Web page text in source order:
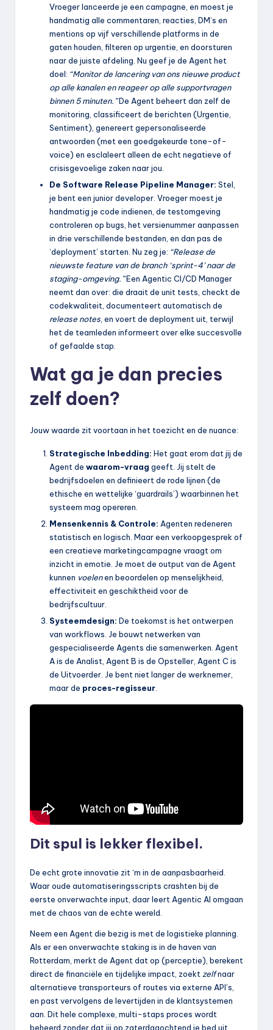
Vroeger lanceerde je een campagne, en moest je
handmatig alle commentaren, reacties, DM’s en
mentions op vijf verschillende platforms in de
gaten houden, filteren op urgentie, en doorsturen
naar de juiste afdeling. Nu geef je de Agent het
doel: “Monitor de lancering van ons nieuwe product
op alle kanalen en reageer op alle supportvragen
binnen 5 minuten.”De Agent beheert dan zelf de
monitoring, classificeert de berichten (Urgentie,
Sentiment), genereert gepersonaliseerde
antwoorden (met een goedgekeurde tone-of-
voice) en esclaleert alleen de echt negatieve of
crisisgevoelige zaken naar jou.
De Software Release Pipeline Manager: Stel,
je bent een junior developer. Vroeger moest je
handmatig je code indienen, de testomgeving
controleren op bugs, het versienummer aanpassen
in drie verschillende bestanden, en dan pas de
‘deployment’ starten. Nu zeg je: “Release de
nieuwste feature van de branch ‘sprint-4’ naar de
staging-omgeving.”Een Agentic CI/CD Manager
neemt dan over: die draait de unit tests, checkt de
codekwaliteit, documenteert automatisch de
release notes , en voert de deployment uit, terwijl
het de teamleden informeert over elke succesvolle
of gefaalde stap.
Wat ga je dan precies
zelf doen?
Jouw waarde zit voortaan in het toezicht en de nuance:
Strategische Inbedding: Het gaat erom dat jij de
Agent de waarom-vraag geeft. Jij stelt de
bedrijfsdoelen en definieert de rode lijnen (de
ethische en wettelijke ‘guardrails’) waarbinnen het
systeem mag opereren.
Mensenkennis & Controle: Agenten redeneren
statistisch en logisch. Maar een verkoopgesprek of
een creatieve marketingcampagne vraagt om
inzicht in emotie. Je moet de output van de Agent
kunnen voelenen beoordelen op menselijkheid,
effectiviteit en geschiktheid voor de
bedrijfscultuur.
Systeemdesign: De toekomst is het ontwerpen
van workflows. Je bouwt netwerken van
gespecialiseerde Agents die samenwerken. Agent
A is de Analist, Agent B is de Opsteller, Agent C is
de Uitvoerder. Je bent niet langer de werknemer,
maar de proces-regisseur
Dit spul is lekker flexibel.
De echt grote innovatie zit ‘m in de aanpasbaarheid.
Waar oude automatiseringsscripts crashten bij de
eerste onverwachte input, daar leert Agentic AI omgaan
met de chaos van de echte wereld.
Neem een Agent die bezig is met de logistieke planning.
Als er een onverwachte staking is in de haven van
Rotterdam, merkt de Agent dat op (perceptie), berekent
direct de financiële en tijdelijke impact, zoekt zelfnaar
alternatieve transporteurs of routes via externe API’s,
en past vervolgens de levertijden in de klantsystemen
aan. Dit hele complexe, multi-staps proces wordt
beheerd zonder dat jij op zaterdagochtend je bed uit